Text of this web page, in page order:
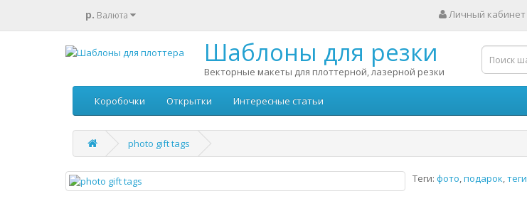
р. Валюта Личный кабинет
Шаблоны для резки
Векторные макеты для плоттерной, лазерной резки
Коробочки Открытки Интересные статьи
photo gift tags
Теги: фото,подарок,теги